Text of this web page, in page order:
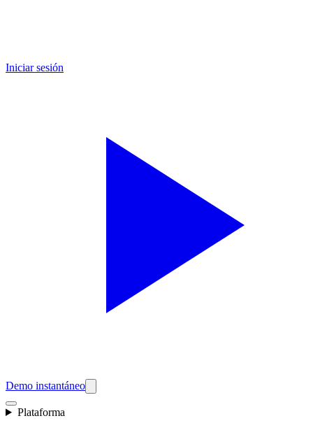
Iniciar sesión
Demo instantáneo
Plataforma